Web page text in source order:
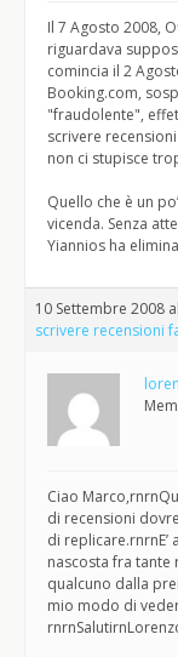
Il 7 Agosto 2008,
riguardava
comincia il 2
Booking.com,
"fraudolente",
scrivere
non ci stupisce
Quello che è un
vicenda. Senza
Yiannios ha
10 Settembre 2008
scrivere recensioni
Ciao
di recensioni
di
nascosta fra
qualcuno dalla
mio modo di